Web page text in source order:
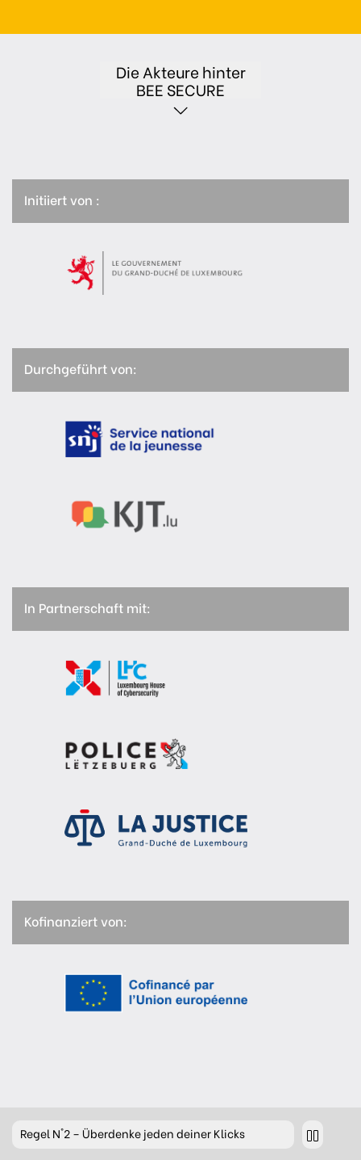
Die Akteure hinter
BEE SECURE
Initiiert von :
Durchgeführt von:
In Partnerschaft mit:
Kofinanziert von:
RegelN°2 – Überdenke jeden deiner Klicks